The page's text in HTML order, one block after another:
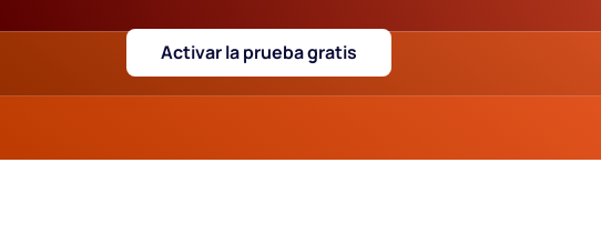
Activar la prueba gratis